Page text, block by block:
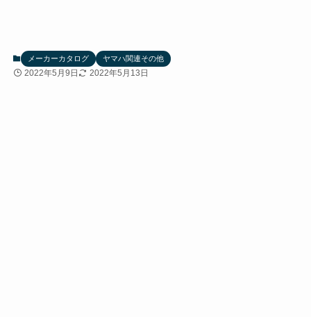
メーカーカタログ ヤマハ関連その他
2022年5月9日 2022年5月13日